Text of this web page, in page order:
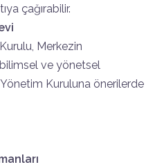
çağırabilir.
Merkezin
bilimsel ve yönetsel
Kuruluna önerilerde